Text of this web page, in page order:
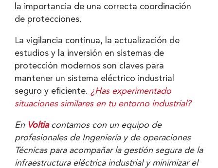
la importancia de una correcta coordinación
de protecciones.
La vigilancia continua, la actualización de
estudios y la inversión en sistemas de
protección modernos son claves para
mantener un sistema eléctrico industrial
seguro y eficiente. ¿Has experimentado
situaciones similares en tu entorno industrial?
En Voltiacontamos con un equipo de
profesionales de Ingeniería y de operaciones
Técnicas para acompañar la gestión segura de la
infraestructura eléctrica industrial y minimizar el